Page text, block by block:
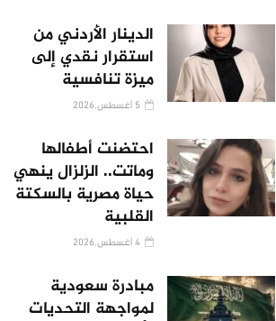
الدينار الأردني من
استقرار نقدي إلى
ميزة تنافسية
احتضنت أطفالها
وماتت.. الزلزال ينهي
حياة مصرية بالسكتة
القلبية
مبادرة سعودية
لمواجهة التحديات